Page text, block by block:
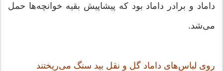
داماد و برادر داماد بود که پیشاپیش بقیه خوانچه‌ها حمل
مى‌شد.
روى لباس‌هاى داماد گل و نقل بید سنگ مى‌ریختند